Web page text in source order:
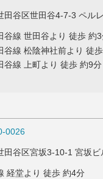
田谷区世田谷4-7-3 ペル
谷線 世田谷より 徒歩 約
谷線 松陰神社前より 徒
谷線 上町より 徒歩 約9分
0026
田谷区宮坂3-10-1 宮坂ビ
経堂より 徒歩 約4分